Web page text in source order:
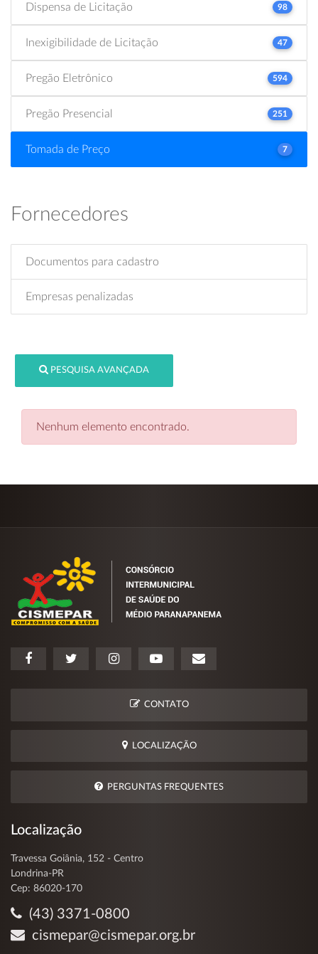
Dispensa de Licitação 98
Inexigibilidade de Licitação 47
Pregão Eletrônico 594
Pregão Presencial 251
Tomada de Preço 7
Fornecedores
Documentos para cadastro
Empresas penalizadas
PESQUISA AVANÇADA
Nenhum elemento encontrado.
CONTATO
LOCALIZAÇÃO
PERGUNTAS FREQUENTES
Localização
Travessa Goiânia, 152 - Centro
Londrina-PR
Cep: 86020-170
(43) 3371-0800
cismepar@cismepar.org.br